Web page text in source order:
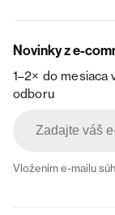
Novinky z e-
1–2× do mesiaca
odboru
Vložením e-mailu